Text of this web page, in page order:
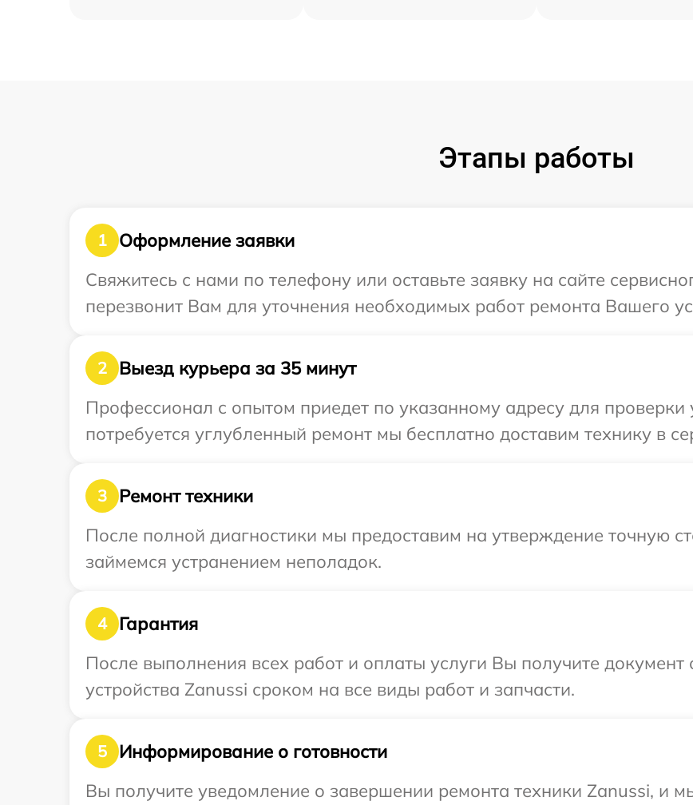
Этапы работы
1
Оформление заявки
Свяжитесь с нами по телефону или оставьте заявку на сайте
перезвонит Вам для уточнения необходимых работ ремонта Вашего
2
Выезд курьера за 35 минут
Профессионал с опытом приедет по указанному адресу для проверки
потребуется углубленный ремонт мы бесплатно доставим технику в
3
Ремонт техники
После полной диагностики мы предоставим на утверждение точную
займемся устранением неполадок.
4
Гарантия
После выполнения всех работ и оплаты услуги Вы получите
устройства Zanussi сроком на все виды работ и запчасти.
5
Информирование о готовности
Вы получите уведомление о завершении ремонта техники Zanussi, и